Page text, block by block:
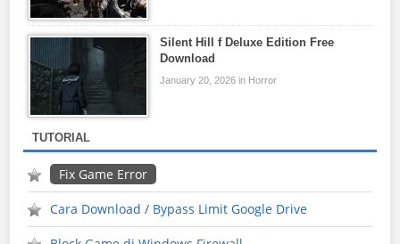
Silent Hill f Deluxe Edition Free
Download
January 20, 2026 in Horror
TUTORIAL
Fix Game Error
Cara Download / Bypass Limit Google Drive